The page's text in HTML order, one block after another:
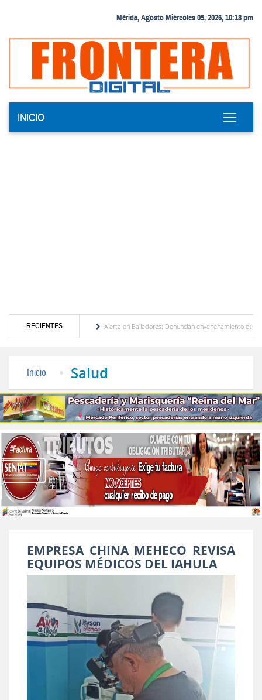
Mérida, Agosto Miércoles 05, 2026, 10:18 pm
INICIO
RECIENTES
de Venezuela
Alerta en Bailadores: Denuncian envenenamiento de siete
Inicio Salud
EMPRESA CHINA MEHECO REVISA
EQUIPOS MÉDICOS DEL IAHULA